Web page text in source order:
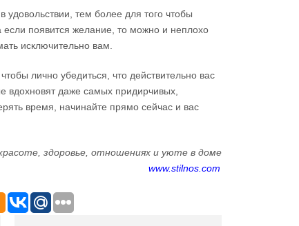
удовольствии, тем более для того чтобы
если появится желание, то можно и неплохо
исключительно вам.
лично убедиться, что действительно вас
вдохновят даже самых придирчивых,
время, начинайте прямо сейчас и вас
здоровье, отношениях и уюте в доме
www.stilnos.com